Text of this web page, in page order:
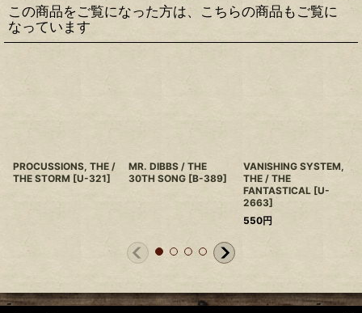
この商品をご覧になった方は、こちらの商品もご覧に
なっています
PROCUSSIONS, THE /
THE STORM [U-321]
MR. DIBBS / THE
30TH SONG [B-389]
VANISHING SYSTEM,
THE / THE
FANTASTICAL [U-
2663]
550円